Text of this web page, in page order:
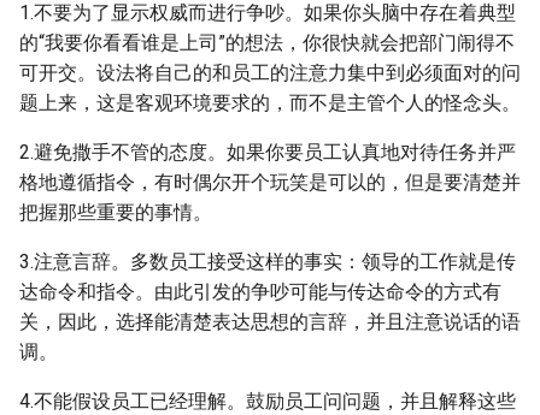
1.不要为了显示权威而进行争吵。如果你头脑中存在着典型
的“我要你看看谁是上司”的想法，你很快就会把部门闹得不
可开交。设法将自己的和员工的注意力集中到必须面对的问
题上来，这是客观环境要求的，而不是主管个人的怪念头。
2.避免撒手不管的态度。如果你要员工认真地对待任务并严
格地遵循指令，有时偶尔开个玩笑是可以的，但是要清楚并
把握那些重要的事情。
3.注意言辞。多数员工接受这样的事实：领导的工作就是传
达命令和指令。由此引发的争吵可能与传达命令的方式有
关，因此，选择能清楚表达思想的言辞，并且注意说话的语
调。
4.不能假设员工已经理解。鼓励员工问问题，并且解释这些